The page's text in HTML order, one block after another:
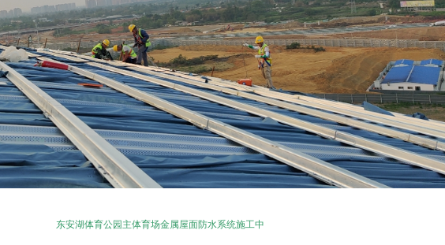
东安湖体育公园主体育场金属屋面防水系统施工中